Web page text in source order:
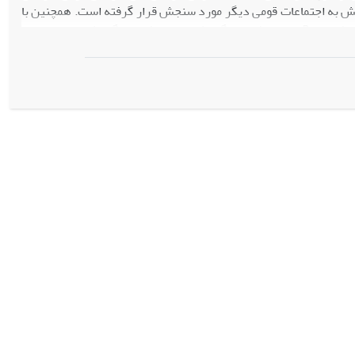
به اجتماعات قومی دیگر مورد سنجش قرار گرفته است. همچنین با
گرایش به اجتماعات قومی دیگر و بیشترین گرایش قومیِ فرامرزی